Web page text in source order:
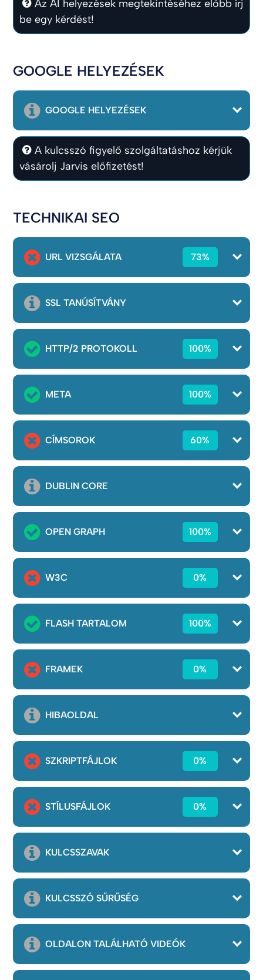
Az AI helyezések megtekintéséhez előbb írj
be egy kérdést!
GOOGLE HELYEZÉSEK
GOOGLE HELYEZÉSEK
A kulcsszó figyelő szolgáltatáshoz kérjük
vásárolj Jarvis előfizetést!
TECHNIKAI SEO
URL VIZSGÁLATA 73%
SSL TANÚSÍTVÁNY
HTTP/2 PROTOKOLL 100%
META 100%
CÍMSOROK 60%
DUBLIN CORE
OPEN GRAPH 100%
W3C 0%
FLASH TARTALOM 100%
FRAMEK 0%
HIBAOLDAL
SZKRIPTFÁJLOK 0%
STÍLUSFÁJLOK 0%
KULCSSZAVAK
KULCSSZÓ SŰRŰSÉG
OLDALON TALÁLHATÓ VIDEÓK